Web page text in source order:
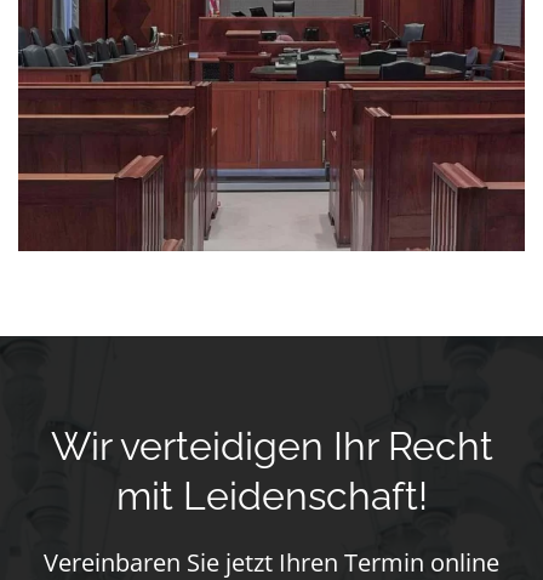
Wir verteidigen Ihr Recht
mit Leidenschaft!
Vereinbaren Sie jetzt Ihren Termin online